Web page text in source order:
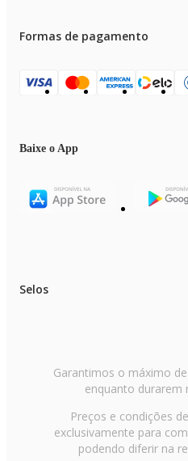
Formas de pagamento
Baixe o App
Selos
Garantimos o máximo
enquanto durarem
Preços e condições
exclusivamente para
podendo diferir na